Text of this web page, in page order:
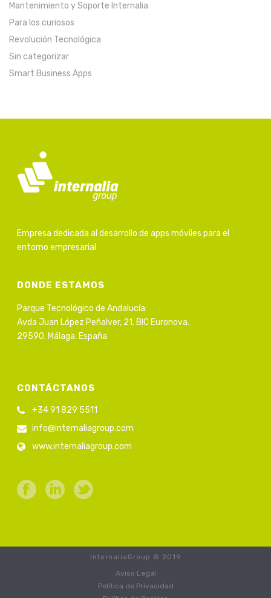
Mantenimiento y Soporte Internalia
Para los curiosos
Revolución Tecnológica
Sin categorizar
Smart Business Apps
Empresa dedicada al desarrollo de apps móviles para el
entorno empresarial
DONDE ESTAMOS
Parque Tecnológico de Andalucía:
Avda Juan López Peñalver, 21. BIC Euronova.
29590. Málaga. España
CONTÁCTANOS
+34 91 829 5511
info@internaliagroup.com
www.internaliagroup.com
InternaliaGroup © 2019
Aviso Legal
Política de Privacidad